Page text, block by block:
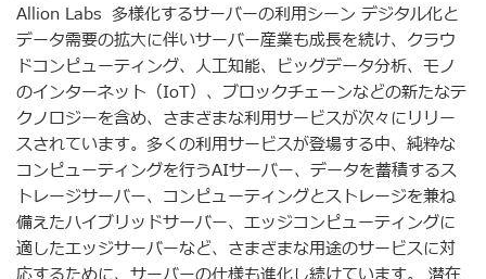
Allion Labs 多様化するサーバーの利用シーン デジタル化と
データ需要の拡大に伴いサーバー産業も成長を続け、クラウ
ドコンピューティング、人工知能、ビッグデータ分析、モノ
のインターネット（IoT）、ブロックチェーンなどの新たなテ
クノロジーを含め、さまざまな利用サービスが次々にリリー
スされています。多くの利用サービスが登場する中、純粋な
コンピューティングを行うAIサーバー、データを蓄積するス
トレージサーバー、コンピューティングとストレージを兼ね
備えたハイブリッドサーバー、エッジコンピューティングに
適したエッジサーバーなど、さまざまな用途のサービスに対